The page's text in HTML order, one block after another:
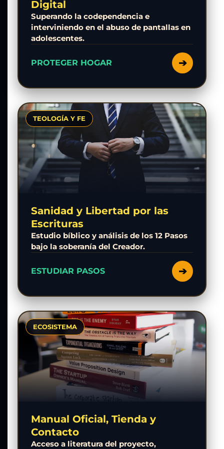
Digital
Superando la codependencia e
interviniendo en el abuso de pantallas en
adolescentes.
PROTEGER HOGAR ➔
TEOLOGÍA Y FE
Sanidad y Libertad por las
Escrituras
Estudio bíblico y análisis de los 12 Pasos
bajo la soberanía del Creador.
ESTUDIAR PASOS ➔
ECOSISTEMA
Manual Oficial, Tienda y
Contacto
Acceso a literatura del proyecto,